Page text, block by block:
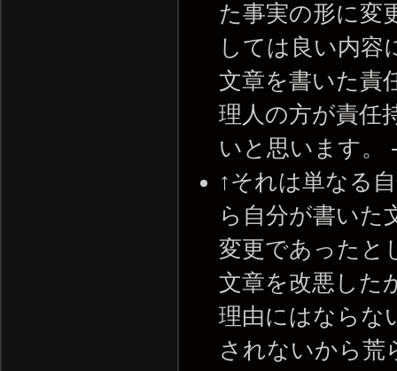
た事実の形に変
しては良い内容
文章を書いた責
理人の方が責任
いと思います。
↑それは単なる
ら自分が書いた
変更であったと
文章を改悪した
理由にはならな
されないから荒